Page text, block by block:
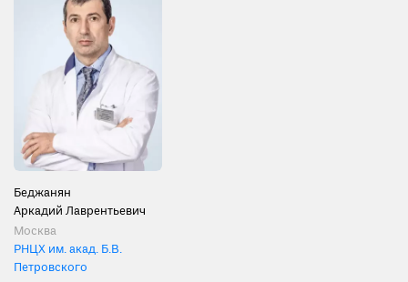
Беджанян
Аркадий Лаврентьевич
Москва
РНЦХ им. акад. Б.В.
Петровского